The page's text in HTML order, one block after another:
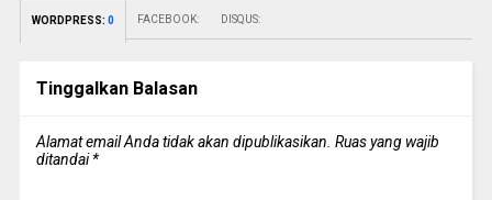
WORDPRESS: 0 FACEBOOK: DISQUS:
Tinggalkan Balasan
Alamat email Anda tidak akan dipublikasikan. Ruas yang wajib
ditandai*